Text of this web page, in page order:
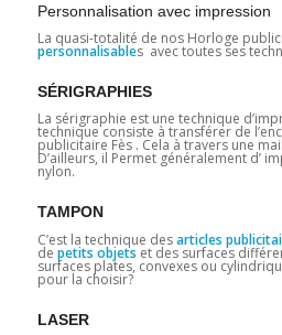
Personnalisation avec impression
La quasi-totalité de nos Horloge
personnalisables avec toutes ses
SÉRIGRAPHIES
La sérigraphie est une technique
technique consiste à transférer de
publicitaire Fès. Cela à travers une
D’ailleurs, il Permet généralement d’
nylon.
TAMPON
C’est la technique desarticles
de petits objets et des surfaces
surfaces plates, convexes ou
pour la choisir?
LASER